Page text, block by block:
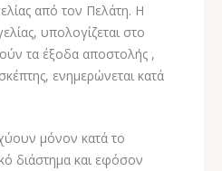
από τον Πελάτη. Η
υπολογίζεται στο
τα έξοδα αποστολής ,
ενημερώνεται κατά
μόνον κατά το
διάστημα και εφόσον